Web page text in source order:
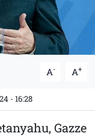
A- A+
- 16:28
Gazze